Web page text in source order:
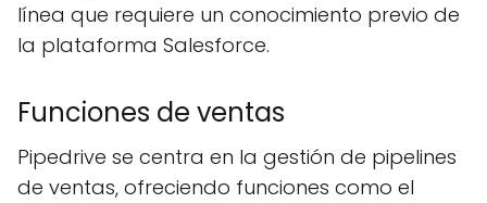
línea que requiere un conocimiento previo de
la plataforma Salesforce.
Funciones de ventas
Pipedrive se centra en la gestión de pipelines
de ventas, ofreciendo funciones como el